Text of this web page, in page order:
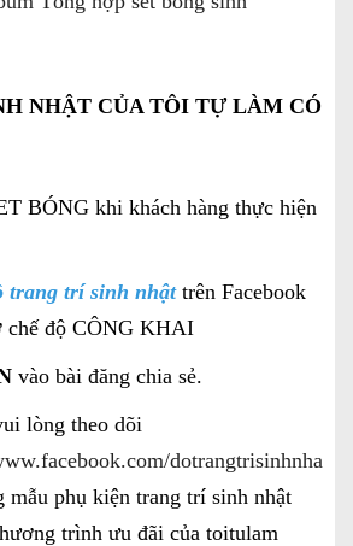
NHẬT CỦA TÔI TỰ LÀM CÓ
BÓNG khi khách hàng thực hiện
trang trí sinh nhậttrên Facebook
chế độ CÔNG KHAI
vào bài đăng chia sẻ.
lòng theo dõi
mẫu phụ kiện trang trí sinh nhật
trình ưu đãi của toitulam